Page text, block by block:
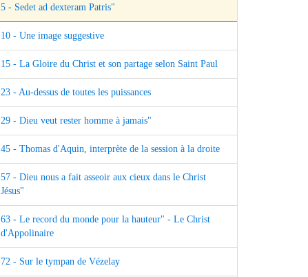
5 - Sedet ad dexteram Patris"
10 - Une image suggestive
15 - La Gloire du Christ et son partage selon Saint Paul
23 - Au-dessus de toutes les puissances
29 - Dieu veut rester homme à jamais"
45 - Thomas d'Aquin, interprète de la session à la droite
57 - Dieu nous a fait asseoir aux cieux dans le Christ
Jésus"
63 - Le record du monde pour la hauteur" - Le Christ
d'Appolinaire
72 - Sur le tympan de Vézelay